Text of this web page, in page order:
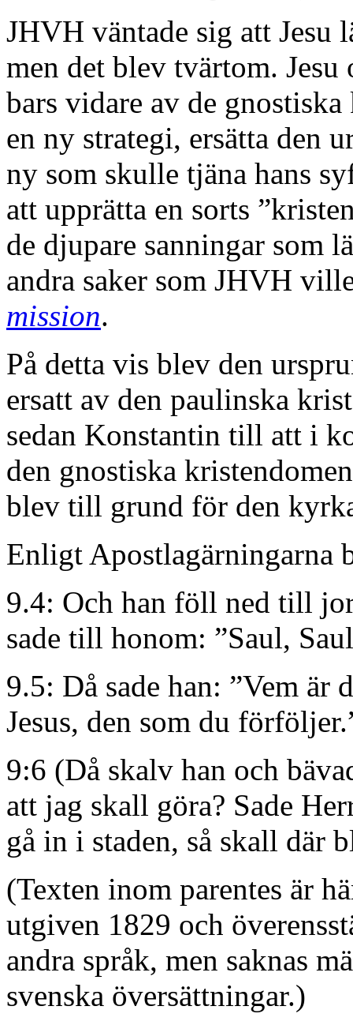
JHVH väntade sig att Jesu
men det blev tvärtom.
bars vidare av de
en ny strategi, ersätta den
ny som skulle tjäna hans
att upprätta en sorts
de djupare sanningar som
andra saker som JHVH
mission.
På detta vis blev den
ersatt av den paulinska
sedan Konstantin till att i
den gnostiska
blev till grund för den
Enligt Apostlagärningarna
9.4: Och han föll ned till
sade till honom: ”Saul,
9.5: Då sade han: ”Vem är
Jesus, den som du
9:6 (Då skalv han och
att jag skall göra? Sade
gå in i staden, så skall där
(Texten inom parentes är
utgiven 1829 och
andra språk, men saknas
svenska översättningar.)